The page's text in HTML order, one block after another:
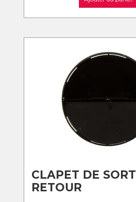
CLAPET DE
RETOUR